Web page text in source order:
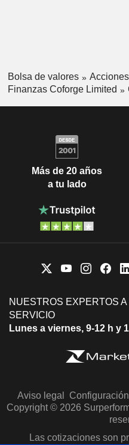
Bolsa de valores Acciones
Finanzas Coforge Limited
Más de 20 años
a tu lado
NUESTROS EXPERTOS A
SERVICIO
Lunes a viernes, 9-12 h y
Aviso legal
Copyright © 2026
Las cotizaciones son